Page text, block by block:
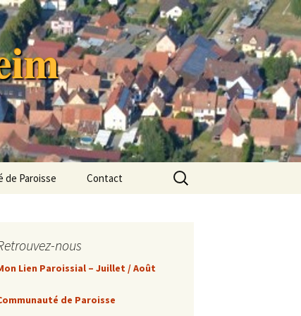
de Paroisse Contact
Rechercher :
nous
Lien Paroissial – Juillet / Août
de Paroisse